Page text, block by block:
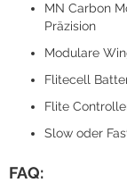
MN Carbon
Präzision
Modulare
Flitecell
Flite
Slow oder
FAQ: